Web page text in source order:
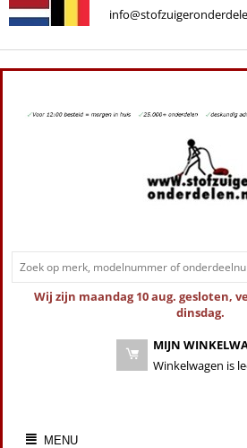
Wij zijn maandag 10 aug. gesloten,
dinsdag.
MIJN
Winkelwagen is
MENU